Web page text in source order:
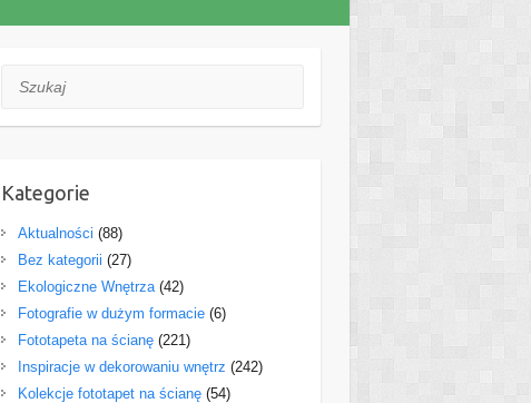
Szukaj
Kategorie
Aktualności (88)
Bez kategorii (27)
Ekologiczne Wnętrza(42)
Fotografie w dużym formacie(6)
Fototapeta na ścianę(221)
Inspiracje w dekorowaniu wnętrz (242)
Kolekcje fototapet na ścianę(54)